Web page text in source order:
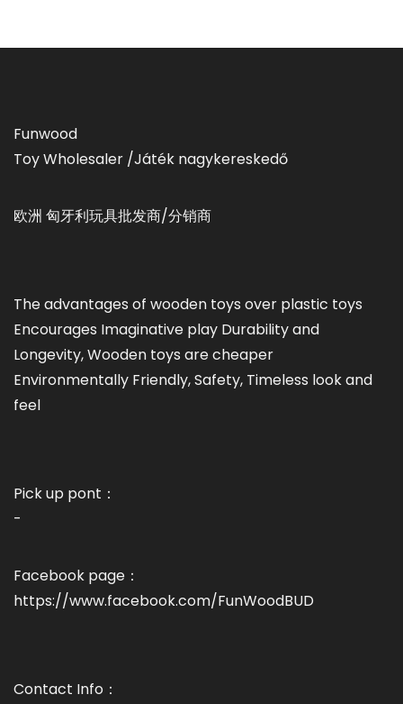
Funwood
Toy Wholesaler /Játék nagykereskedő
欧洲 匈牙利玩具批发商/分销商
The advantages of wooden toys over plastic toys
Encourages Imaginative play Durability and
Longevity, Wooden toys are cheaper
Environmentally Friendly, Safety, Timeless look and
feel
Pick up pont：
-
Facebook page：
https://www.facebook.com/FunWoodBUD
Contact Info：